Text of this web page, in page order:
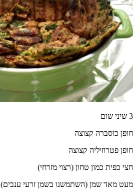
3 שיני שום
חופן כוסברה קצוצה
חופן פטרוזיליה קצוצה
חצי כפית כמון טחון (רצוי מזרחי)
מעט מאד שמן (השתמשנו בשמן זרעי ענבים)